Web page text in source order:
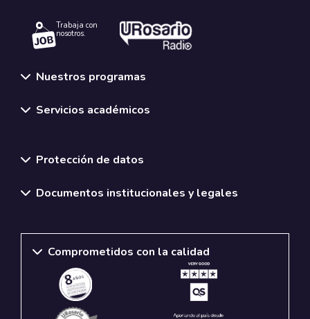
Trabaja con
nosotros.
Nuestros programas
Servicios académicos
Protección de datos
Documentos institucionales y legales
Comprometidos con la calidad